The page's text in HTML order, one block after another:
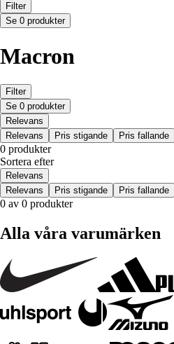
Filter
Se 0 produkter
Macron
Filter
Se 0 produkter
Relevans
Relevans
Pris stigande Pris fallande
0 produkter
Sortera efter
Relevans
Relevans
Pris stigande Pris fallande
0 av 0 produkter
Alla våra varumärken